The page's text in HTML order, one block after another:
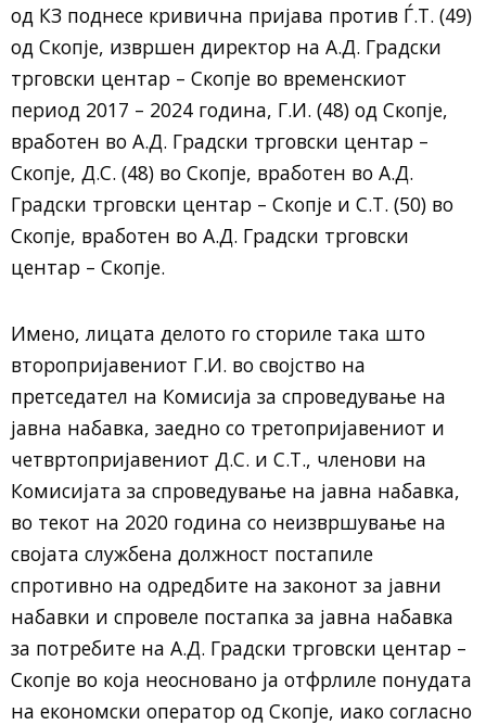
од КЗ поднесе кривична пријава против Ѓ.Т. (49)
од Скопје, извршен директор на А.Д. Градски
трговски центар – Скопје во временскиот
период 2017 – 2024 година, Г.И. (48) од Скопје,
вработен во А.Д. Градски трговски центар –
Скопје, Д.С. (48) во Скопје, вработен во А.Д.
Градски трговски центар – Скопје и С.Т. (50) во
Скопје, вработен во А.Д. Градски трговски
центар – Скопје.
Имено, лицата делото го сториле така што
второпријавениот Г.И. во својство на
претседател на Комисија за спроведување на
јавна набавка, заедно со третопријавениот и
четвртопријавениот Д.С. и С.Т., членови на
Комисијата за спроведување на јавна набавка,
во текот на 2020 година со неизвршување на
својата службена должност постапиле
спротивно на одредбите на законот за јавни
набавки и спровеле постапка за јавна набавка
за потребите на А.Д. Градски трговски центар –
Скопје во која неосновано ја отфрлиле понудата
на економски оператор од Скопје, иако согласно